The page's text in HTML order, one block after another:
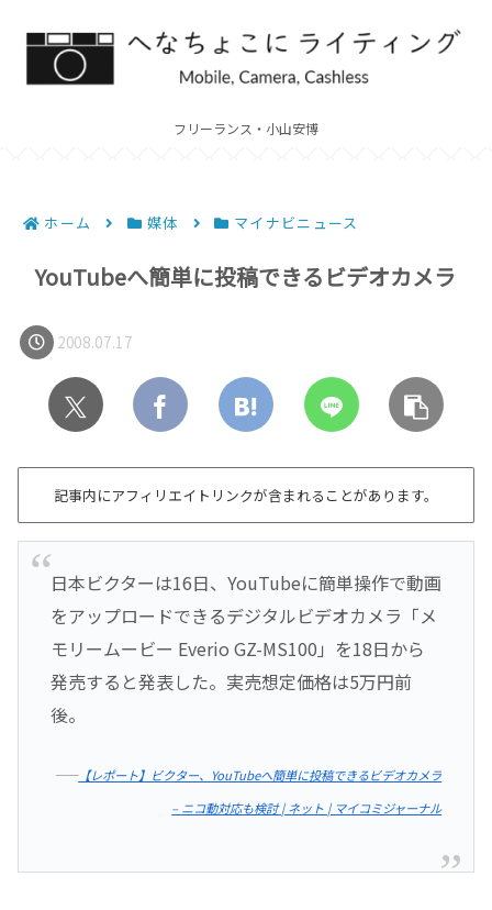
フリーランス・小山安博
ホーム 媒体 マイナビニュース
YouTubeへ簡単に投稿できるビデオカメラ
2008.07.17
記事内にアフィリエイトリンクが含まれることがあります。
日本ビクターは16日、YouTubeに簡単操作で動画
をアップロードできるデジタルビデオカメラ「メ
モリームービー Everio GZ-MS100」を18日から
発売すると発表した。実売想定価格は5万円前
後。
――【レポート】ビクター、YouTubeへ簡単に投稿できるビデオカメラ
– ニコ動対応も検討 | ネット | マイコミジャーナル